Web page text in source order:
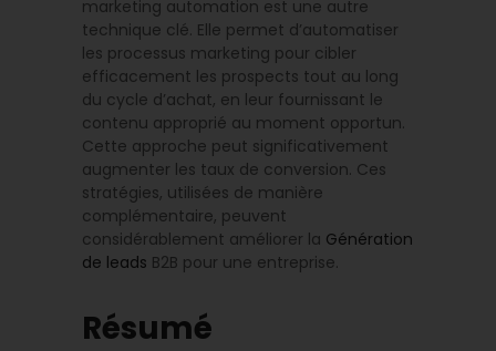
marketing automation est une autre
technique clé. Elle permet d’automatiser
les processus marketing pour cibler
efficacement les prospects tout au long
du cycle d’achat, en leur fournissant le
contenu approprié au moment opportun.
Cette approche peut significativement
augmenter les taux de conversion. Ces
stratégies, utilisées de manière
complémentaire, peuvent
considérablement améliorer la Génération
de leads B2B pour une entreprise.
Résumé